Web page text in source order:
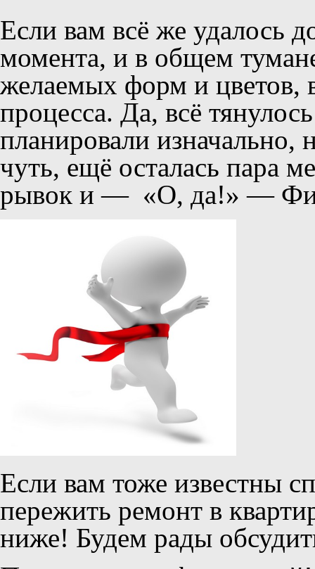
Если вам всё же удалось
момента, и в общем
желаемых форм и цветов,
процесса. Да, всё
планировали
чуть, ещё осталась пара
рывок и — «О, да!» —
Если вам тоже известны
пережить ремонт в
ниже! Будем рады